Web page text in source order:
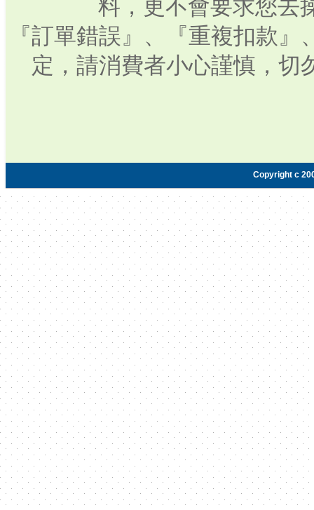
料，更不會要求您去
『訂單錯誤』、『重複扣款
定，請消費者小心謹慎，切
Copyright c